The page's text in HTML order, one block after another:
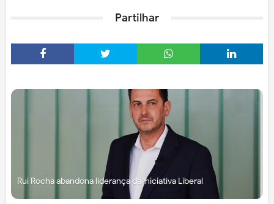
Partilhar
Rui Rocha abandona liderança da Iniciativa Liberal